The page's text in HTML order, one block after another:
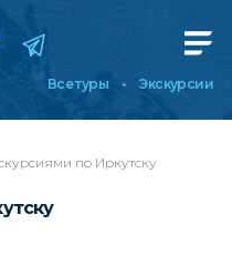
Все туры Экскурсии
по Иркутску